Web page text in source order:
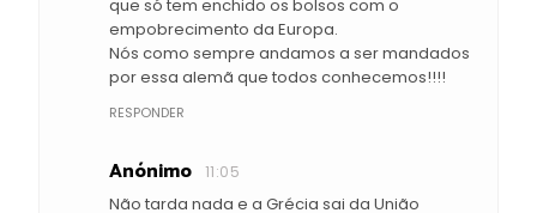
que só tem enchido os bolsos com o
empobrecimento da Europa.
Nós como sempre andamos a ser mandados
por essa alemã que todos conhecemos!!!!
RESPONDER
Anónimo 11:05
Não tarda nada e a Grécia sai da União